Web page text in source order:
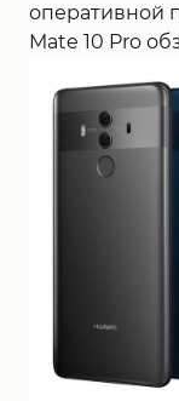
оперативной
Mate 10 Pro